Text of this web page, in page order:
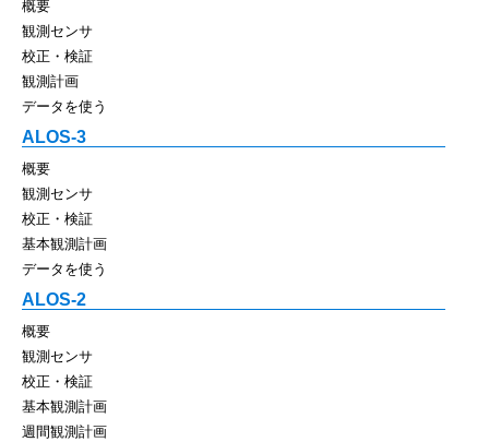
概要
観測センサ
校正・検証
観測計画
データを使う
ALOS-3
概要
観測センサ
校正・検証
基本観測計画
データを使う
ALOS-2
概要
観測センサ
校正・検証
基本観測計画
週間観測計画